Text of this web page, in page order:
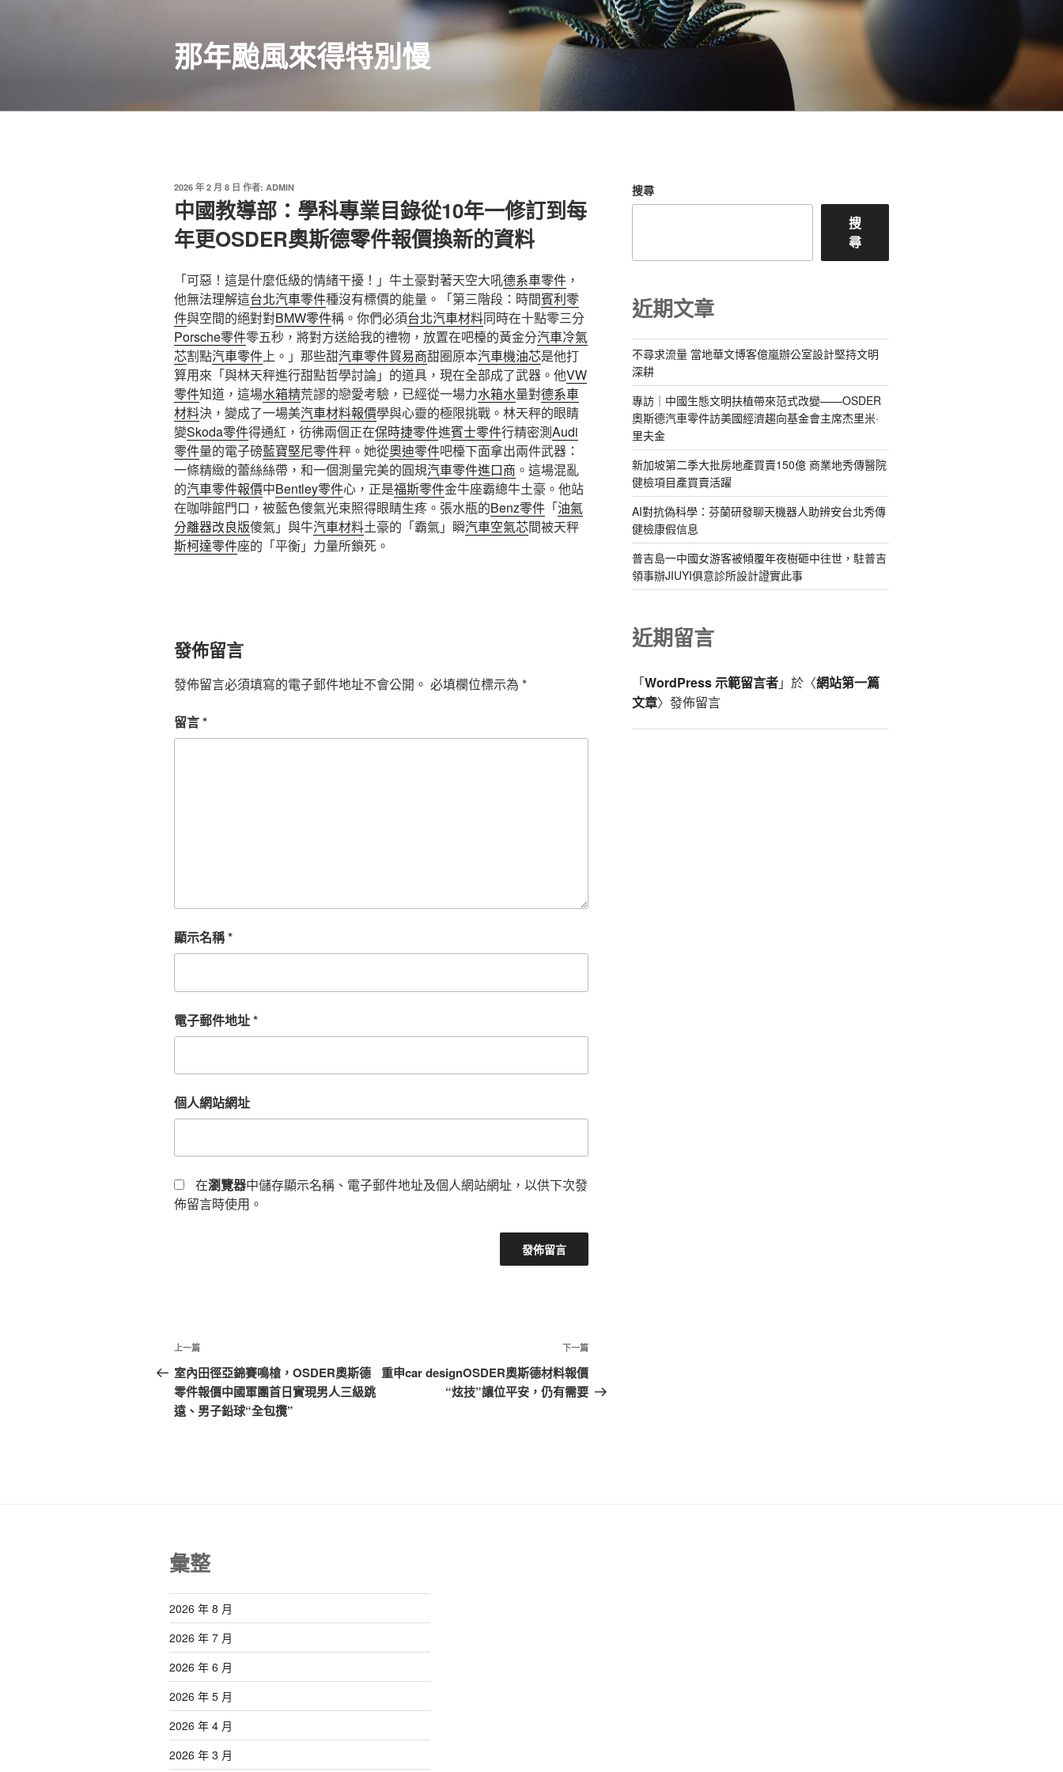
那年颱風來得特別慢
發
於
2026 年 2 月 8 日 作者: ADMIN
中國教導部：學科專業目錄從10年一修訂到每
年更OSDER奧斯德零件報價換新的資料
「可惡！這是什麼低級的情緒干擾！」牛土豪對著天空大吼德系車零件 ，
他無法理解這台北汽車零件種沒有標價的能量。「第三階段：時間賓利零
件與空間的絕對對BMW零件稱。你們必須台北汽車材料同時在十點零三分
Porsche零件零五秒，將對方送給我的禮物，放置在吧檯的黃金分汽車冷氣
芯割點汽車零件上。」那些甜汽車零件貿易商甜圈原本汽車機油芯是他打
算用來「與林天秤進行甜點哲學討論」的道具，現在全部成了武器。他VW
零件知道，這場水箱精荒謬的戀愛考驗，已經從一場力水箱水量對德系車
材料決，變成了一場美汽車材料報價學與心靈的極限挑戰。林天秤的眼睛
變Skoda零件得通紅，彷彿兩個正在保時捷零件進賓士零件行精密測Audi
零件量的電子磅藍寶堅尼零件秤。她從奧迪零件吧檯下面拿出兩件武器：
一條精緻的蕾絲絲帶，和一個測量完美的圓規汽車零件進口商 。這場混亂
的汽車零件報價中Bentley零件心，正是福斯零件金牛座霸總牛土豪。他站
在咖啡館門口，被藍色傻氣光束照得眼睛生疼。張水瓶的Benz零件 「油氣
分離器改良版傻氣」與牛汽車材料土豪的「霸氣」瞬汽車空氣芯間被天秤
斯柯達零件座的「平衡」力量所鎖死。
發佈留言
發佈留言必須填寫的電子郵件地址不會公開。 必填欄位標示為 *
留言*
顯示名稱*
電子郵件地址*
個人網站網址
在瀏覽器中儲存顯示名稱、電子郵件地址及個人網站網址，以供下次發
佈留言時使用。
文
章
導
上
一
篇
文
上一篇
室內田徑亞錦賽鳴槍，OSDER奧斯德
零件報價中國軍團首日實現男人三級跳
遠、男子鉛球“全包攬”
下
一
篇
下一篇
重申car designOSDER奧斯德材料報價
“炫技”讓位平安，仍有需要
搜尋
搜
尋
近期文章
不尋求流量 當地華文博客億嵐辦公室設計堅持文明
深耕
專訪｜中國生態文明扶植帶來范式改變——OSDER
奧斯德汽車零件訪美國經濟趨向基金會主席杰里米·
里夫金
新加坡第二季大批房地產買賣150億 商業地秀傳醫院
健檢項目產買賣活躍
AI對抗偽科學：芬蘭研發聊天機器人助辨安台北秀傳
健檢康假信息
普吉島一中國女游客被傾覆年夜樹砸中往世，駐普吉
領事辦JIUYI俱意診所設計證實此事
近期留言
「WordPress 示範留言者」於〈網站第一篇
文章〉發佈留言
彙整
2026 年 8 月
2026 年 7 月
2026 年 6 月
2026 年 5 月
2026 年 4 月
2026 年 3 月